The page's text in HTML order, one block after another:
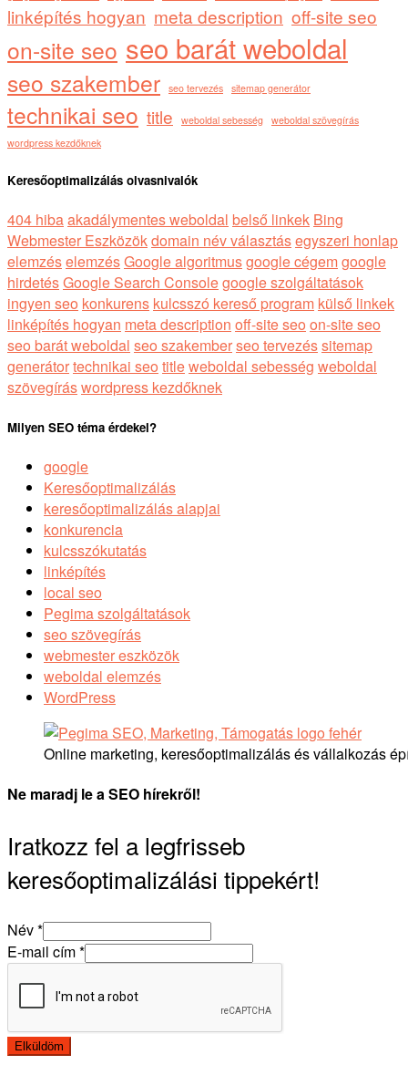
linképítés hogyan meta description off-site seo
on-site seo seo barát weboldal
seo szakember seo tervezés sitemap generátor
technikai seo title weboldal sebesség weboldal szövegírás
wordpress kezdőknek
Keresőoptimalizálás olvasnivalók
404 hibaakadálymentes weboldal belső linkek Bing
Webmester Eszközökdomain név választásegyszeri honlap
elemzéselemzésGoogle algoritmusgoogle cégemgoogle
hirdetésGoogle Search Consolegoogle szolgáltatások
ingyen seo konkurens kulcsszó kereső program külső linkek
linképítés hogyan meta description off-site seo on-site seo
seo barát weboldal seo szakemberseo tervezéssitemap
generátortechnikai seo titleweboldal sebesség weboldal
szövegíráswordpress kezdőknek
Milyen SEO téma érdekel?
google
Keresőoptimalizálás
keresőoptimalizálás alapjai
konkurencia
kulcsszókutatás
linképítés
local seo
Pegima szolgáltatások
seo szövegírás
webmester eszközök
weboldal elemzés
WordPress
Online marketing, keresőoptimalizálás és vállalkozás
Ne maradj le a SEO hírekről!
Iratkozz fel a legfrisseb
keresőoptimalizálási tippekért!
Név*
E-mail cím*
Elküldöm